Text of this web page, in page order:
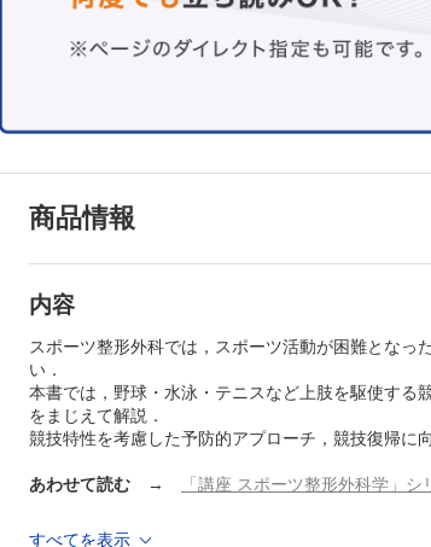
商品情報
内容
スポーツ整形外科では，スポーツ活動が困難とな
い．
本書では，野球・水泳・テニスなど上肢を駆使する
をまじえて解説．
競技特性を考慮した予防的アプローチ，競技復帰に
あわせて読む → 「講座 スポーツ整形外科学」シ
※本製品はPCでの閲覧も可能です。
すべてを表示